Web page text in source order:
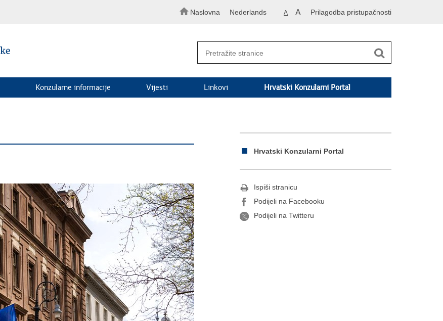
Naslovna Nederlands A A Prilagodba pristupačnosti
Konzularne informacije Vijesti Linkovi Hrvatski Konzularni Portal
Hrvatski Konzularni Portal
Ispiši stranicu
Podijeli na Facebooku
Podijeli na Twitteru